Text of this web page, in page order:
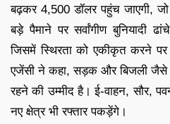
बढ़कर 4,500 डॉलर पहुंच जाएगी,
बड़े पैमाने पर सर्वांगीण बुनियादी
जिसमें स्थिरता को एकीकृत करने पर
एजेंसी ने कहा, सड़क और बिजली जैसे
रहने की उम्मीद है। ई-वाहन, सौर,
नए क्षेत्र भी रफ्तार पकड़ेंगे।